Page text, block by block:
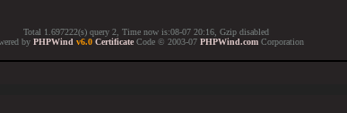
Total 1.697222(s) query 2, Time now is:08-07 20:16, Gzip disabled
by PHPWind v6.0 Certificate Code © 2003-07 PHPWind.com Corporation